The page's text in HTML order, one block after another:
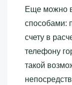
Еще можно
способами:
счету в
телефону
такой